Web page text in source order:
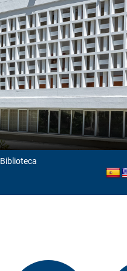
Biblioteca